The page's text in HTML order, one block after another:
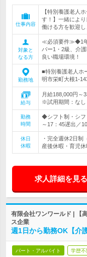
仕事内容
【特別養護老人
す！】一緒によ
働ける方を歓迎し
対象と
なる方
≪必須要件≫◆1
パー1・2級、介
良い職場環境！
勤務地
■特別養護老人ホ
明市栄町大根1-
給与
月給188,000円～
※試用期間：なし
勤務
時間
◆シフト制・シフ
～17：45遅出／
休日
休暇
・完全週休2日
産後休暇・育児
求人詳細を見る
有限会社ワンワールド | 【
ス企業
週1日から勤務OK【介
パート・アルバイト 学歴不